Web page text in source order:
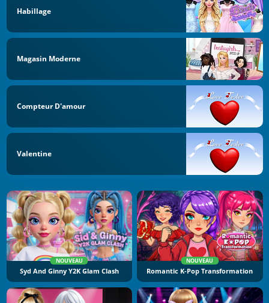
Habillage
Magasin Moderne
Compteur D'amour
Valentine
NOUVEAU
Syd And Ginny Y2K Glam Clash
NOUVEAU
Romantic K-Pop Transformation